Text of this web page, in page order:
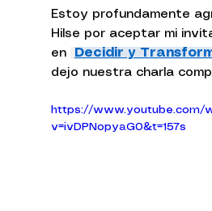
Estoy profundamente
Hilse por aceptar mi
en
Decidir y
dejo nuestra charla
https://www.youtube.com/
v=ivDPNopyaG0&t=157s